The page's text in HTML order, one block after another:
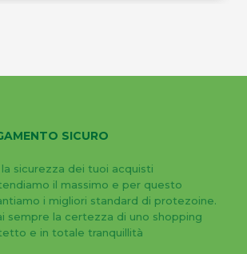
SICURO
la sicurezza dei tuoi acquisti
il massimo e per questo
i migliori standard di protezoine.
sempre la certezza di uno shopping
e in totale tranquillità